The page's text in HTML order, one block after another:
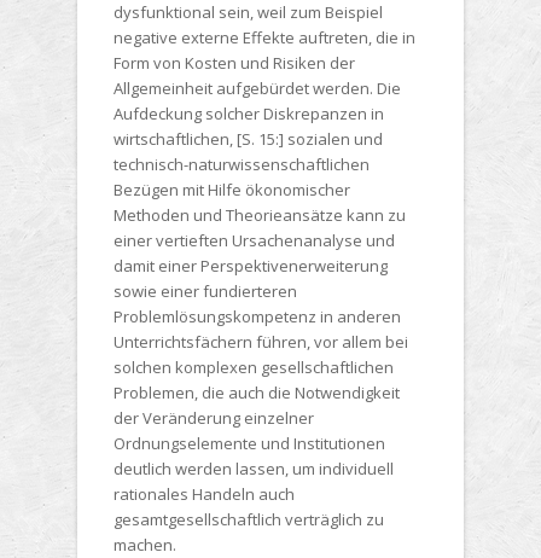
dysfunktional sein, weil zum Beispiel
negative externe Effekte auftreten, die in
Form von Kosten und Risiken der
Allgemeinheit aufgebürdet werden. Die
Aufdeckung solcher Diskrepanzen in
wirtschaftlichen, [S. 15:] sozialen und
technisch-naturwissenschaftlichen
Bezügen mit Hilfe ökonomischer
Methoden und Theorieansätze kann zu
einer vertieften Ursachenanalyse und
damit einer Perspektivenerweiterung
sowie einer fundierteren
Problemlösungskompetenz in anderen
Unterrichtsfächern führen, vor allem bei
solchen komplexen gesellschaftlichen
Problemen, die auch die Notwendigkeit
der Veränderung einzelner
Ordnungselemente und Institutionen
deutlich werden lassen, um individuell
rationales Handeln auch
gesamtgesellschaftlich verträglich zu
machen.